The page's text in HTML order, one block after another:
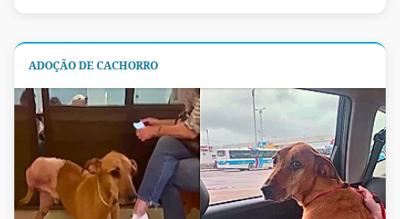
ADOÇÃO DE CACHORRO